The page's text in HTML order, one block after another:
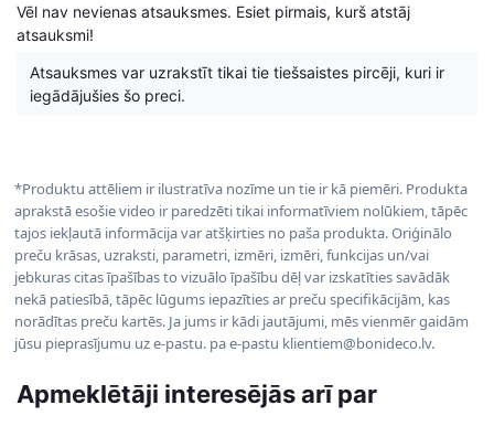
Vēl nav nevienas atsauksmes. Esiet pirmais, kurš atstāj
atsauksmi!
Atsauksmes var uzrakstīt tikai tie tiešsaistes pircēji, kuri ir
iegādājušies šo preci.
*Produktu attēliem ir ilustratīva nozīme un tie ir kā piemēri. Produkta
aprakstā esošie video ir paredzēti tikai informatīviem nolūkiem, tāpēc
tajos iekļautā informācija var atšķirties no paša produkta. Oriģinālo
preču krāsas, uzraksti, parametri, izmēri, izmēri, funkcijas un/vai
jebkuras citas īpašības to vizuālo īpašību dēļ var izskatīties savādāk
nekā patiesībā, tāpēc lūgums iepazīties ar preču specifikācijām, kas
norādītas preču kartēs. Ja jums ir kādi jautājumi, mēs vienmēr gaidām
jūsu pieprasījumu uz e-pastu. pa e-pastu klientiem@bonideco.lv.
Apmeklētāji interesējās arī par